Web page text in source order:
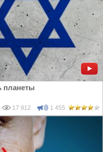
планеты
17 912 1 455